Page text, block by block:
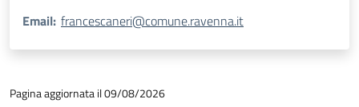
Email: francescaneri@comune.ravenna.it
Pagina aggiornata il 09/08/2026